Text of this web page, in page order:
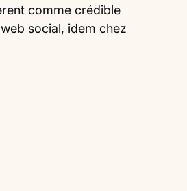
comme crédible
social, idem chez